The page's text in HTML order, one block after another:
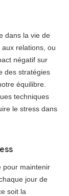
dans la vie de
aux relations, ou
négatif sur
des stratégies
équilibre.
techniques
le stress dans
pour maintenir
jour de
soit la